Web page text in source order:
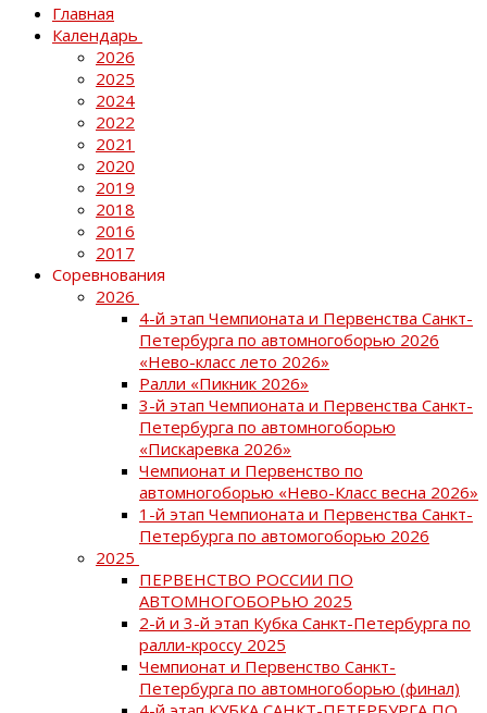
Главная
Календарь
2026
2025
2024
2022
2021
2020
2019
2018
2016
2017
Соревнования
2026
4-й этап Чемпионата и Первенства Санкт-
Петербурга по автомногоборью 2026
«Нево-класс лето 2026»
Ралли «Пикник 2026»
3-й этап Чемпионата и Первенства Санкт-
Петербурга по автомногоборью
«Пискаревка 2026»
Чемпионат и Первенство по
автомногоборью «Нево-Класс весна 2026»
1-й этап Чемпионата и Первенства Санкт-
Петербурга по автомогоборью 2026
2025
ПЕРВЕНСТВО РОССИИ ПО
АВТОМНОГОБОРЬЮ 2025
2-й и 3-й этап Кубка Санкт-Петербурга по
ралли-кроссу 2025
Чемпионат и Первенство Санкт-
Петербурга по автомногоборью (финал)